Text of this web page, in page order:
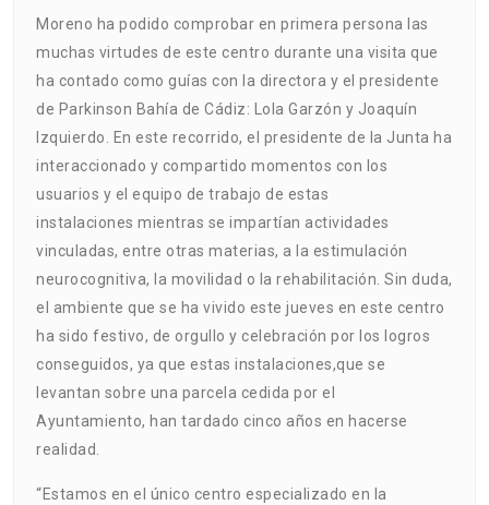
Moreno ha podido comprobar en primera persona las
muchas virtudes de este centro durante una visita que
ha contado como guías con la directora y el presidente
de Parkinson Bahía de Cádiz: Lola Garzón y Joaquín
Izquierdo. En este recorrido, el presidente de la Junta ha
interaccionado y compartido momentos con los
usuarios y el equipo de trabajo de estas
instalaciones mientras se impartían actividades
vinculadas, entre otras materias, a la estimulación
neurocognitiva, la movilidad o la rehabilitación. Sin duda,
el ambiente que se ha vivido este jueves en este centro
ha sido festivo, de orgullo y celebración por los logros
conseguidos, ya que estas instalaciones,que se
levantan sobre una parcela cedida por el
Ayuntamiento, han tardado cinco años en hacerse
realidad.
“Estamos en el único centro especializado en la